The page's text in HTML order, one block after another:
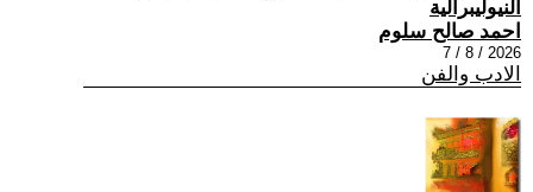
النيوليبرالية
احمد صالح سلوم
2026 / 8 / 7
الادب والفن